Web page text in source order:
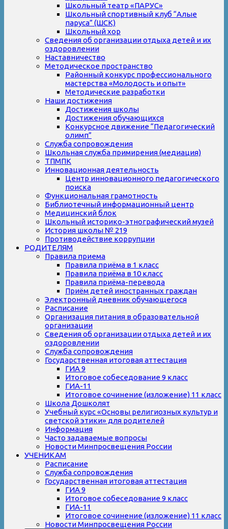
Школьный театр «ПАРУС»
Школьный спортивный клуб “Алые
паруса” (ШСК)
Школьный хор
Сведения об организации отдыха детей и их
оздоровлении
Наставничество
Методическое пространство
Районный конкурс профессионального
мастерства «Молодость и опыт»
Методические разработки
Наши достижения
Достижения школы
Достижения обучающихся
Конкурсное движение “Педагогический
олимп”
Служба сопровождения
Школьная служба примирения (медиация)
ТПМПК
Инновационная деятельность
Центр инновационного педагогического
поиска
Функциональная грамотность
Библиотечный информационный центр
Медицинский блок
Школьный историко-этнографический музей
История школы № 219
Противодействие коррупции
РОДИТЕЛЯМ
Правила приема
Правила приёма в 1 класс
Правила приёма в 10 класс
Правила приёма-перевода
Приём детей иностранных граждан
Электронный дневник обучающегося
Расписание
Организация питания в образовательной
организации
Сведения об организации отдыха детей и их
оздоровлении
Служба сопровождения
Государственная итоговая аттестация
ГИА 9
Итоговое собеседование 9 класс
ГИА-11
Итоговое сочинение (изложение) 11 класс
Школа Дошколят
Учебный курс «Основы религиозных культур и
светской этики» для родителей
Информация
Часто задаваемые вопросы
Новости Минпросвещения России
УЧЕНИКАМ
Расписание
Служба сопровождения
Государственная итоговая аттестация
ГИА 9
Итоговое собеседование 9 класс
ГИА-11
Итоговое сочинение (изложение) 11 класс
Новости Минпросвещения России